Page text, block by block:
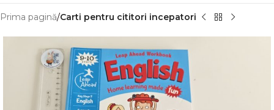
Prima pagină Carti pentru cititori incepatori